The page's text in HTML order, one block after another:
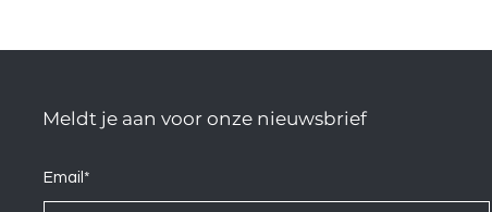
Meldt je aan voor onze nieuwsbrief
Email*